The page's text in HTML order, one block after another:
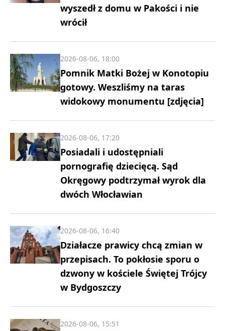
wyszedł z domu w Pakości i nie
wrócił
Pomnik Matki Bożej w Konotopiu
gotowy. Weszliśmy na taras
widokowy monumentu [zdjęcia]
2026-08-06, 18:00
Posiadali i udostępniali
pornografię dziecięcą. Sąd
Okręgowy podtrzymał wyrok dla
dwóch Włocławian
2026-08-06, 17:20
Działacze prawicy chcą zmian w
przepisach. To pokłosie sporu o
dzwony w kościele Świętej Trójcy
w Bydgoszczy
2026-08-06, 16:40
2026-08-06, 15:51